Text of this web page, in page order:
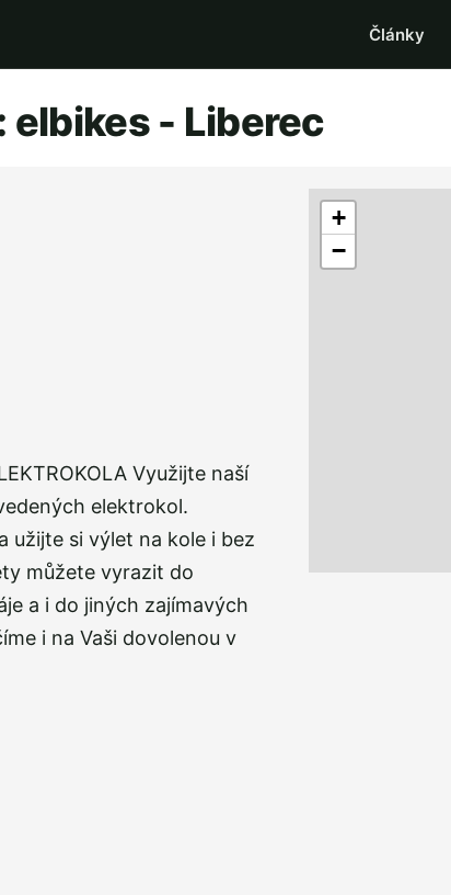
Články
elbikes - Liberec
Využijte naší
elektrokol.
užijte si výlet na kole i bez
můžete vyrazit do
a i do jiných zajímavých
i na Vaši dovolenou v
+
−